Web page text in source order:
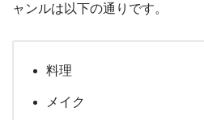
ャンルは以下の通りです。
料理
メイク